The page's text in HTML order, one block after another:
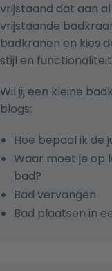
vrijstaand dat aan
vrijstaande
badkranen en kies
stijl en
Wil jij een kleine
blogs:
Hoe bepaal ik de
Waar moet je op
bad?
Bad vervangen
Bad plaatsen in